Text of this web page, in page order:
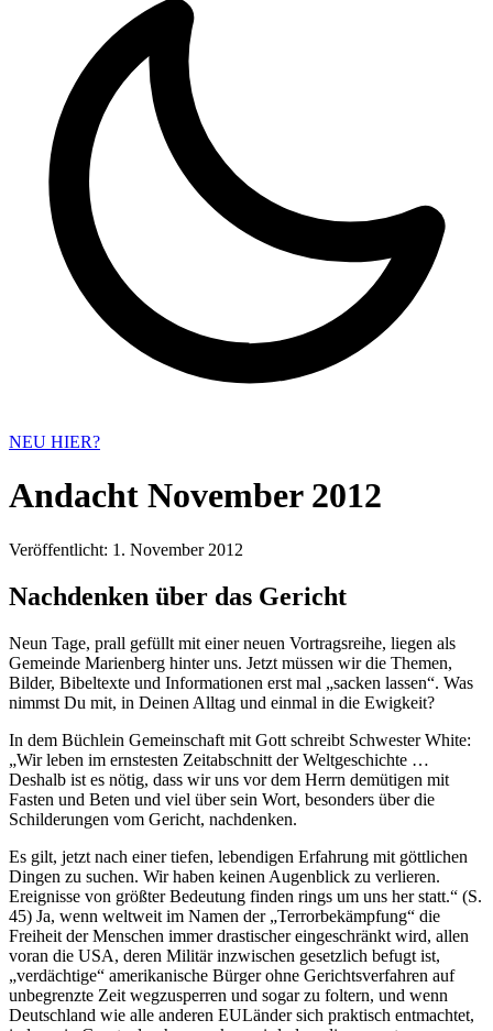
NEU HIER?
Andacht November 2012
Veröffentlicht: 1. November 2012
Nachdenken über das Gericht
Neun Tage, prall gefüllt mit einer neuen Vortragsreihe, liegen als
Gemeinde Marienberg hinter uns. Jetzt müssen wir die Themen,
Bilder, Bibeltexte und Informationen erst mal „sacken lassen“. Was
nimmst Du mit, in Deinen Alltag und einmal in die Ewigkeit?
In dem Büchlein Gemeinschaft mit Gott schreibt Schwester White:
„Wir leben im ernstesten Zeitabschnitt der Weltgeschichte …
Deshalb ist es nötig, dass wir uns vor dem Herrn demütigen mit
Fasten und Beten und viel über sein Wort, besonders über die
Schilderungen vom Gericht, nachdenken.
Es gilt, jetzt nach einer tiefen, lebendigen Erfahrung mit göttlichen
Dingen zu suchen. Wir haben keinen Augenblick zu verlieren.
Ereignisse von größter Bedeutung finden rings um uns her statt.“ (S.
45) Ja, wenn weltweit im Namen der „Terrorbekämpfung“ die
Freiheit der Menschen immer drastischer eingeschränkt wird, allen
voran die USA, deren Militär inzwischen gesetzlich befugt ist,
„verdächtige“ amerikanische Bürger ohne Gerichtsverfahren auf
unbegrenzte Zeit wegzusperren und sogar zu foltern, und wenn
Deutschland wie alle anderen EULänder sich praktisch entmachtet,